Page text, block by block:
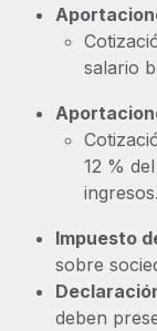
salario
12 %
ingresos.
Impuesto
sobre
deben